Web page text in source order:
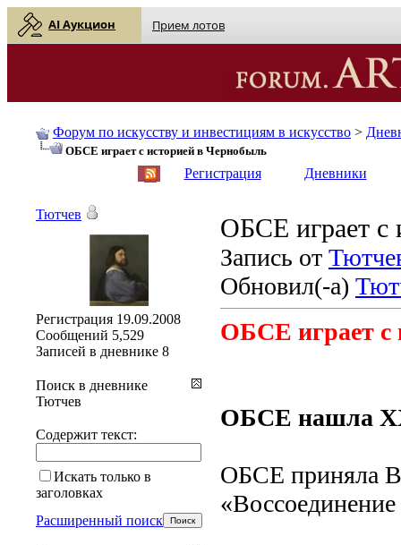
AI Аукцион Прием лотов
Форум по искусству и инвестициям в искусство >
ОБСЕ играет с историей в Чернобыль
Регистрация Дневники
ОБСЕ играет с
Запись от
Обновил(-а)
ОБСЕ играет с
ОБСЕ нашла
ОБСЕ приняла
Тютчев
Регистрация 19.09.2008
Сообщений 5,529
Записей в дневнике 8
Поиск в дневнике
Тютчев
Содержит текст:
Искать только в
заголовках
Расширенный поиск